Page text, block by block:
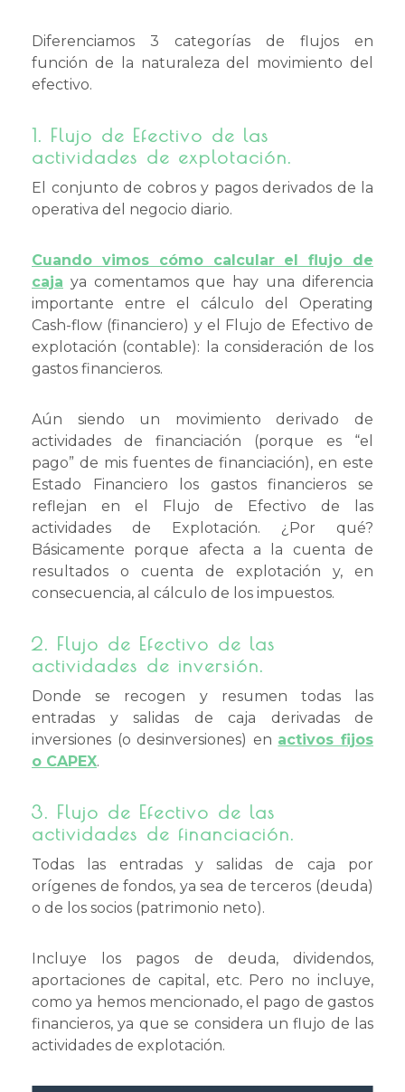
Diferenciamos 3 categorías de flujos en
función de la naturaleza del movimiento del
efectivo.
1. Flujo de Efectivo de las
actividades de explotación.
El conjunto de cobros y pagos derivados de la
operativa del negocio diario.
Cuando vimos cómo calcular el flujo de
caja ya comentamos que hay una diferencia
importante entre el cálculo del Operating
Cash-flow (financiero) y el Flujo de Efectivo de
explotación (contable): la consideración de los
gastos financieros.
Aún siendo un movimiento derivado de
actividades de financiación (porque es “el
pago” de mis fuentes de financiación), en este
Estado Financiero los gastos financieros se
reflejan en el Flujo de Efectivo de las
actividades de Explotación. ¿Por qué?
Básicamente porque afecta a la cuenta de
resultados o cuenta de explotación y, en
consecuencia, al cálculo de los impuestos.
2. Flujo de Efectivo de las
actividades de inversión.
Donde se recogen y resumen todas las
entradas y salidas de caja derivadas de
inversiones (o desinversiones) en activos fijos
o CAPEX.
3. Flujo de Efectivo de las
actividades de financiación.
Todas las entradas y salidas de caja por
orígenes de fondos, ya sea de terceros (deuda)
o de los socios (patrimonio neto).
Incluye los pagos de deuda, dividendos,
aportaciones de capital, etc. Pero no incluye,
como ya hemos mencionado, el pago de gastos
financieros, ya que se considera un flujo de las
actividades de explotación.